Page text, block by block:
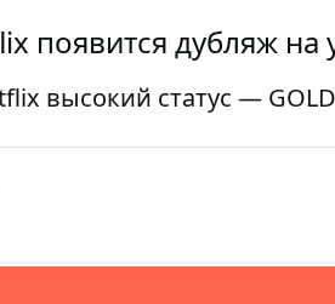
появится дубляж на
высокий статус — GOLD